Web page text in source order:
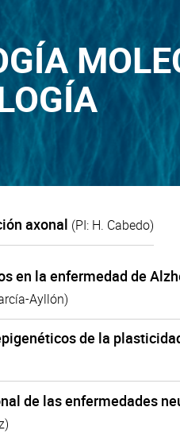
axonal (PI: H. Cabedo)
en la enfermedad de
Ayllón)
de la
de las enfermedades